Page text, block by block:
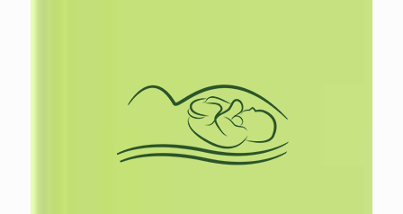
Lees
meer